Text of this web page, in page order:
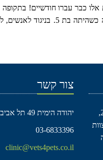
כבר עברו חודשיים!
עלתה במשקל חזרה למשקלה הנורמלי. בעליה מספרים
מרפאת Vets4Pets הוקמה ע"י ד"ר דיויד כהן בשנת 2008,
41 שנה
צור קשר
יהודה הימית 49 תל אביב - יפו
03-6833396
clinic@vets4pets.co.il